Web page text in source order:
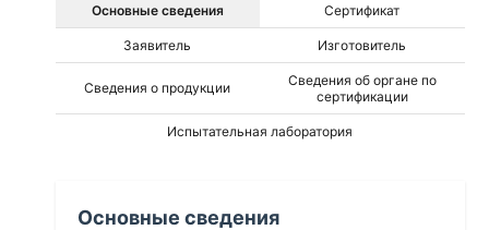
Основные сведения Сертификат
Заявитель Изготовитель
Сведения о продукции
Сведения об органе по
сертификации
Испытательная лаборатория
Основные сведения